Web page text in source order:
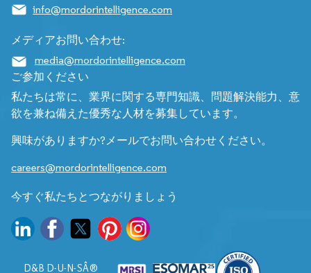
info@mordorintelligence.com
メディアお問い合わせ:
media@mordorintelligence.com
ご参加ください
私たちは常に、業界に関する専門知識、問題解決能力、意
欲を兼ね備えた優秀な人材を募集しています。
興味がありますか?メールでお問い合わせください。
careers@mordorintelligence.com
今すぐ私たちとつながりましょう
D&B D-U-N-SÂ®